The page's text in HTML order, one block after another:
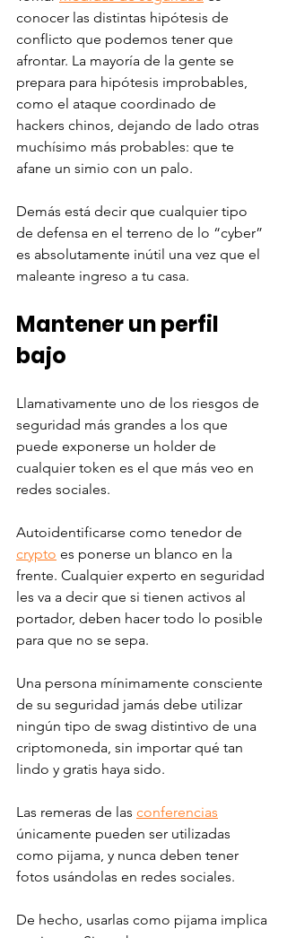
conocer las distintas hipótesis de
conflicto que podemos tener que
afrontar. La mayoría de la gente se
prepara para hipótesis improbables,
como el ataque coordinado de
hackers chinos, dejando de lado otras
muchísimo más probables: que te
afane un simio con un palo.
Demás está decir que cualquier tipo
de defensa en el terreno de lo “cyber”
es absolutamente inútil una vez que el
maleante ingreso a tu casa.
Mantener un perfil
bajo
Llamativamente uno de los riesgos de
seguridad más grandes a los que
puede exponerse un holder de
cualquier token es el que más veo en
redes sociales.
Autoidentificarse como tenedor de
crypto es ponerse un blanco en la
frente. Cualquier experto en seguridad
les va a decir que si tienen activos al
portador, deben hacer todo lo posible
para que no se sepa.
Una persona mínimamente consciente
de su seguridad jamás debe utilizar
ningún tipo de swag distintivo de una
criptomoneda, sin importar qué tan
lindo y gratis haya sido.
Las remeras de las conferencias
únicamente pueden ser utilizadas
como pijama, y nunca deben tener
fotos usándolas en redes sociales.
De hecho, usarlas como pijama implica